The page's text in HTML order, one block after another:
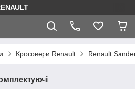
Кросовери Renault Renault